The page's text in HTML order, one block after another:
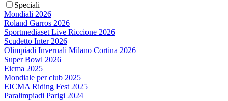
Speciali
Mondiali 2026
Roland Garros 2026
Sportmediaset Live Riccione 2026
Scudetto Inter 2026
Olimpiadi Invernali Milano Cortina 2026
Super Bowl 2026
Eicma 2025
Mondiale per club 2025
EICMA Riding Fest 2025
Paralimpiadi Parigi 2024